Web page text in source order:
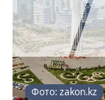
Фото: zakon.kz